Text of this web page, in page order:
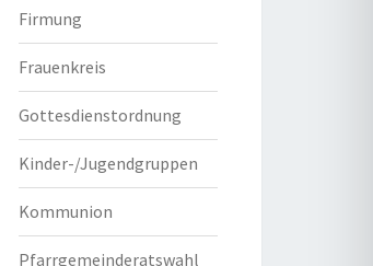
Firmung
Frauenkreis
Gottesdienstordnung
Kinder-/Jugendgruppen
Kommunion
Pfarrgemeinderatswahl